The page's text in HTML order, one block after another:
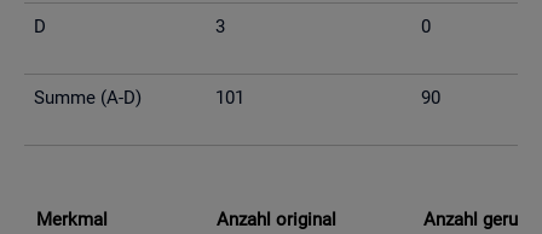
D 3 0
Summe (A-D) 101 90
Merk­mal An­zahl ori­gi­nal An­zahl